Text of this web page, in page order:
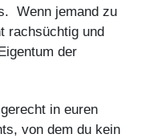
Wenn jemand zu
rachsüchtig und
der
in euren
von dem du kein